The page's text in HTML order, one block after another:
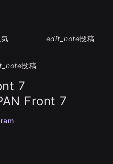
edit_note投稿
投稿
7
Front 7